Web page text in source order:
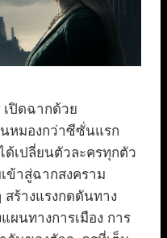
เปิดฉากด้วย
หมองกว่าซีซั่นแรก
ด้เปลี่ยนตัวละครทุกตัว
ข้าสู่ฉากสงคราม
ร้างแรงกดดันทาง
ผนทางการเมือง การ